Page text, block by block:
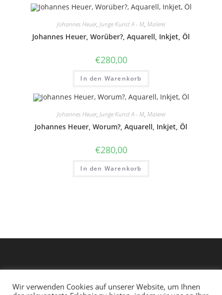
Johannes Heuer, Junge Kunst A - M, Malerei
Johannes Heuer, Worüber?, Aquarell, Inkjet, Öl
€280,00
In den Warenkorb
Johannes Heuer, Junge Kunst A - M, Malerei
Johannes Heuer, Worum?, Aquarell, Inkjet, Öl
€280,00
In den Warenkorb
Wir verwenden Cookies auf unserer Website, um Ihnen